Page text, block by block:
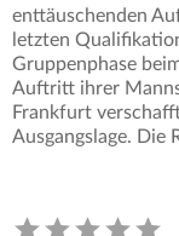
enttäuschenden
letzten
Gruppenphase
Auftritt ihrer
Frankfurt
Ausgangslage.